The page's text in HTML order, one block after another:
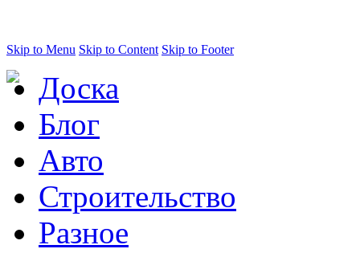
Skip to Menu Skip to Content Skip to Footer
Доска
Блог
Авто
Строительство
Разное